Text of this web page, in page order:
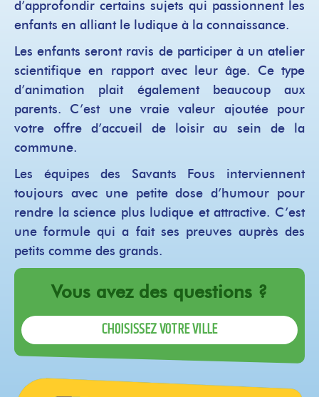
d’approfondir certains sujets qui passionnent les
enfants en alliant le ludique à la connaissance.
Les enfants seront ravis de participer à un atelier
scientifique en rapport avec leur âge. Ce type
d’animation plait également beaucoup aux
parents. C’est une vraie valeur ajoutée pour
votre offre d’accueil de loisir au sein de la
commune.
Les équipes des Savants Fous interviennent
toujours avec une petite dose d’humour pour
rendre la science plus ludique et attractive. C’est
une formule qui a fait ses preuves auprès des
petits comme des grands.
Vous avez des questions ?
CHOISISSEZ VOTRE VILLE